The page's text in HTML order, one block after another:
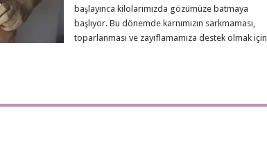
başlayınca kilolarımızda gözümüze batmaya
başlıyor. Bu dönemde karnımızın sarkmaması,
toparlanması ve zayıflamamıza destek olmak için